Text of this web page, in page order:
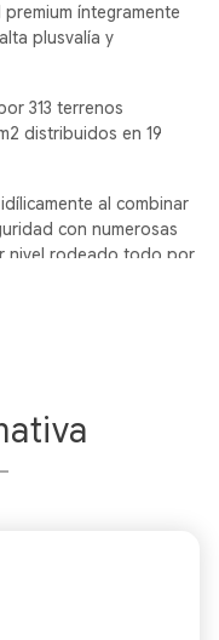
íntegramente
plusvalía y
313 terrenos
distribuidos en 19
al combinar
con numerosas
nivel rodeado todo por